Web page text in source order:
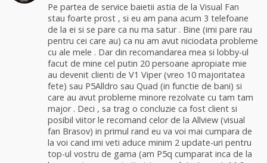
Pe partea de service baietii astia de la Visual Fan
stau foarte prost , si eu am pana acum 3 telefoane
de la ei si se pare ca nu ma satur . Bine (imi pare rau
pentru cei care au) ca nu am avut niciodata probleme
cu ale mele . Dar din recomandarea mea si lobby-ul
facut de mine cel putin 20 persoane apropiate mie
au devenit clienti de V1 Viper (vreo 10 majoritatea
fete) sau P5Alldro sau Quad (in functie de bani) si
care au avut probleme minore rezolvate cu tam tam
major . Deci , sa trag o concluzie ca fost client si
posibil viitor le recomand celor de la Allview (visual
fan Brasov) in primul rand eu va voi mai cumpara de
la voi cand imi veti aduce minim 2 update-uri pentru
top-ul vostru de gama (am P5q cumparat inca de la